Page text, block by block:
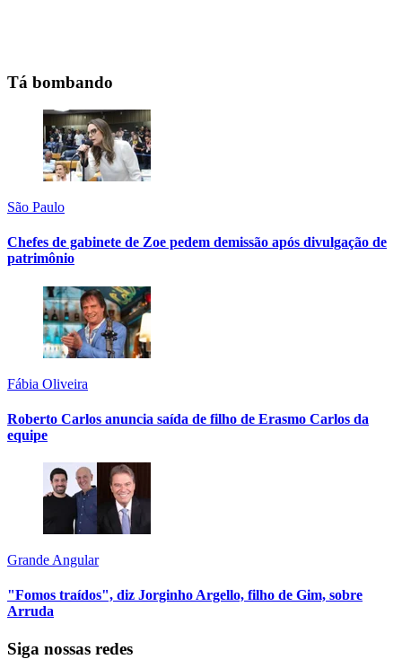
Tá bombando
São Paulo
Chefes de gabinete de Zoe pedem demissão após divulgação de
patrimônio
Fábia Oliveira
Roberto Carlos anuncia saída de filho de Erasmo Carlos da
equipe
Grande Angular
"Fomos traídos", diz Jorginho Argello, filho de Gim, sobre
Arruda
Siga nossas redes